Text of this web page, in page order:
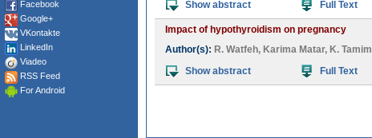
Facebook
Google+
VKontakte
LinkedIn
Viadeo
RSS Feed
For Android
Show abstract
Full Text
Impact of hypothyroidism on pregnancy
Author(s): R. Watfeh, Karima Matar, K. Tamim
Show abstract
Full Text